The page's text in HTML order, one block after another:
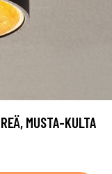
MUSTA-KULTA